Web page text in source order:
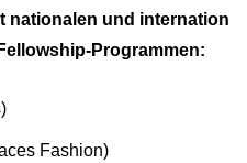
nationalen und internation
Programmen:
Fashion)